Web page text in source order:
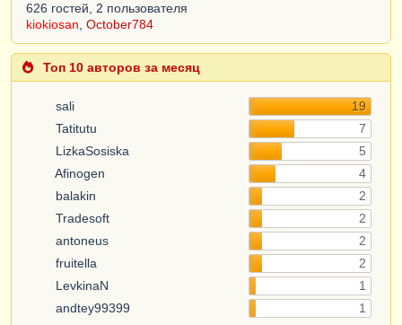
626 гостей, 2 пользователя
kiokiosan, October784
Топ 10 авторов за месяц
sali
19
Tatitutu
7
LizkaSosiska
5
Afinogen
4
balakin
2
Tradesoft
2
antoneus
2
fruitella
2
LevkinaN
1
andtey99399
1